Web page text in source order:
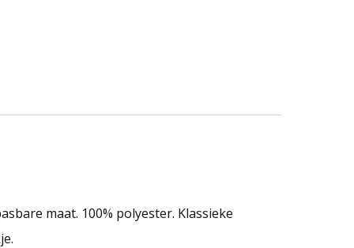
maat. 100% polyester. Klassieke